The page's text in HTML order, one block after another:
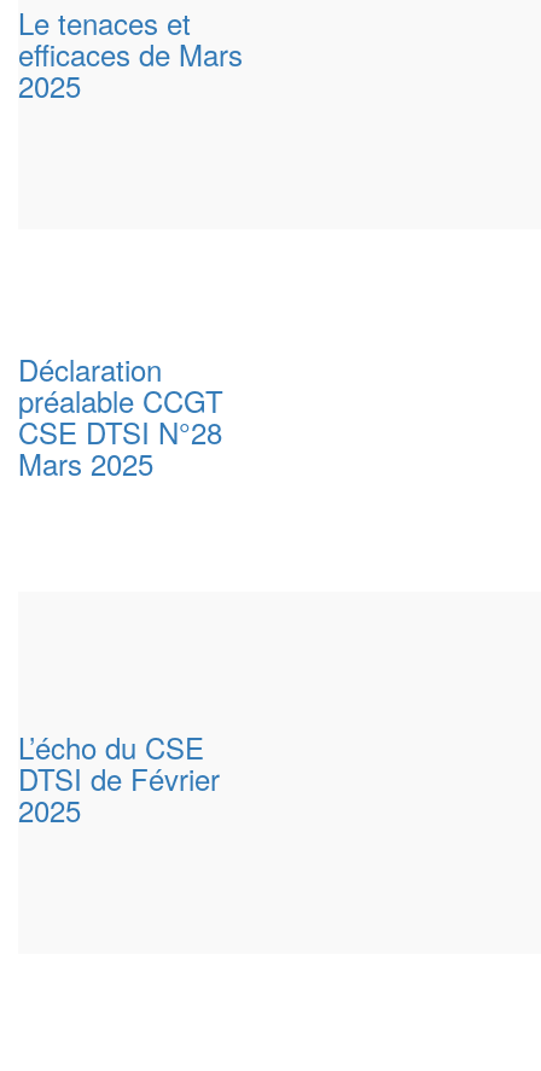
Le tenaces et
efficaces de Mars
2025
Déclaration
préalable CCGT
CSE DTSI N°28
Mars 2025
L’écho du CSE
DTSI de Février
2025